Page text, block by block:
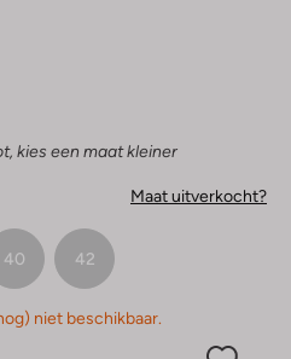
kies een maat kleiner
Maat uitverkocht?
40 42
niet beschikbaar.